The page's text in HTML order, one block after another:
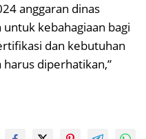
anggaran dinas
kebahagiaan bagi
dan kebutuhan
harus diperhatikan,”